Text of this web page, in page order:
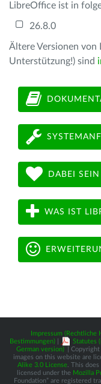
LibreOffice ist in
26.8.0
Ältere Versionen von
Unterstützung!) sind
DABEI SEIN
WAS IST
Impressum (Rechtliche
Bestimmungen)
Statutes
German version)
|
images on this website are
Alike 3.0 License . This
licensed under the Mozilla
Foundation” are registered